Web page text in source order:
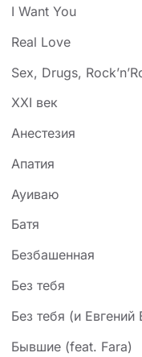
I Want You
Real Love
Sex, Drugs,
XXI век
Анестезия
Апатия
Ауиваю
Батя
Безбашенная
Без тебя
Без тебя (и Евгений
Бывшие (feat. Fara)